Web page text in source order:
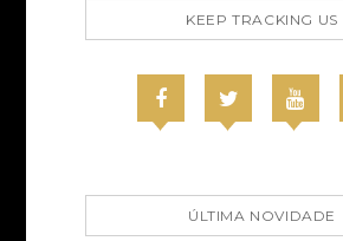
KEEP TRACKING US
ÚLTIMA NOVIDADE